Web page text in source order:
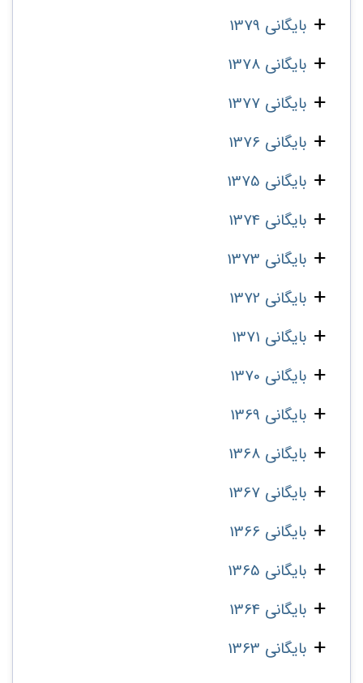
بایگانی 1379
بایگانی 1378
بایگانی 1377
بایگانی 1376
بایگانی 1375
بایگانی 1374
بایگانی 1373
بایگانی 1372
بایگانی 1371
بایگانی 1370
بایگانی 1369
بایگانی 1368
بایگانی 1367
بایگانی 1366
بایگانی 1365
بایگانی 1364
بایگانی 1363